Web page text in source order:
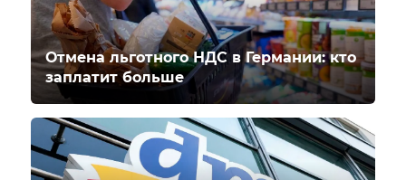
Отмена льготного НДС в Германии: кто
заплатит больше